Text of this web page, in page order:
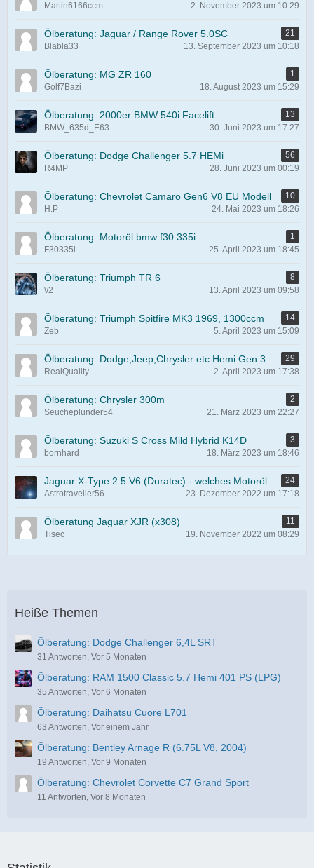
Martin6166ccm
2. November 2023 um 10:29
Ölberatung: Jaguar / Range Rover 5.0SC
21
Blabla33
13. September 2023 um 10:18
Ölberatung: MG ZR 160
1
Golf7Bazi
18. August 2023 um 15:29
Ölberatung: 2000er BMW 540i Facelift
13
BMW_635d_E63
30. Juni 2023 um 17:27
Ölberatung: Dodge Challenger 5.7 HEMi
56
R4MP
28. Juni 2023 um 00:19
Ölberatung: Chevrolet Camaro Gen6 V8 EU Modell
10
H.P
24. Mai 2023 um 18:26
Ölberatung: Motoröl bmw f30 335i
1
F30335i
25. April 2023 um 18:45
Ölberatung: Triumph TR 6
8
\/2
13. April 2023 um 09:58
Ölberatung: Triumph Spitfire MK3 1969, 1300ccm
14
Zeb
5. April 2023 um 15:09
Ölberatung: Dodge,Jeep,Chrysler etc Hemi Gen 3
29
RealQuality
2. April 2023 um 17:38
Ölberatung: Chrysler 300m
2
Seucheplunder54
21. März 2023 um 22:27
Ölberatung: Suzuki S Cross Mild Hybrid K14D
3
bornhard
18. März 2023 um 18:46
Jaguar X-Type 2.5 V6 (Duratec) - welches Motoröl
24
Astrotraveller56
23. Dezember 2022 um 17:18
Ölberatung Jaguar XJR (x308)
11
Tisec
19. November 2022 um 08:29
Heiße Themen
Ölberatung: Dodge Challenger 6,4L SRT
31 Antworten, Vor 5 Monaten
Ölberatung: RAM 1500 Classic 5.7 Hemi 401 PS (LPG)
35 Antworten, Vor 6 Monaten
Ölberatung: Daihatsu Cuore L701
63 Antworten, Vor einem Jahr
Ölberatung: Bentley Arnage R (6.75L V8, 2004)
19 Antworten, Vor 9 Monaten
Ölberatung: Chevrolet Corvette C7 Grand Sport
11 Antworten, Vor 8 Monaten